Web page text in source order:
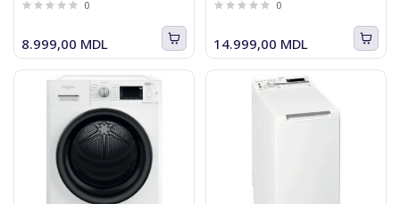
0
8.999,00 MDL
0
14.999,00 MDL